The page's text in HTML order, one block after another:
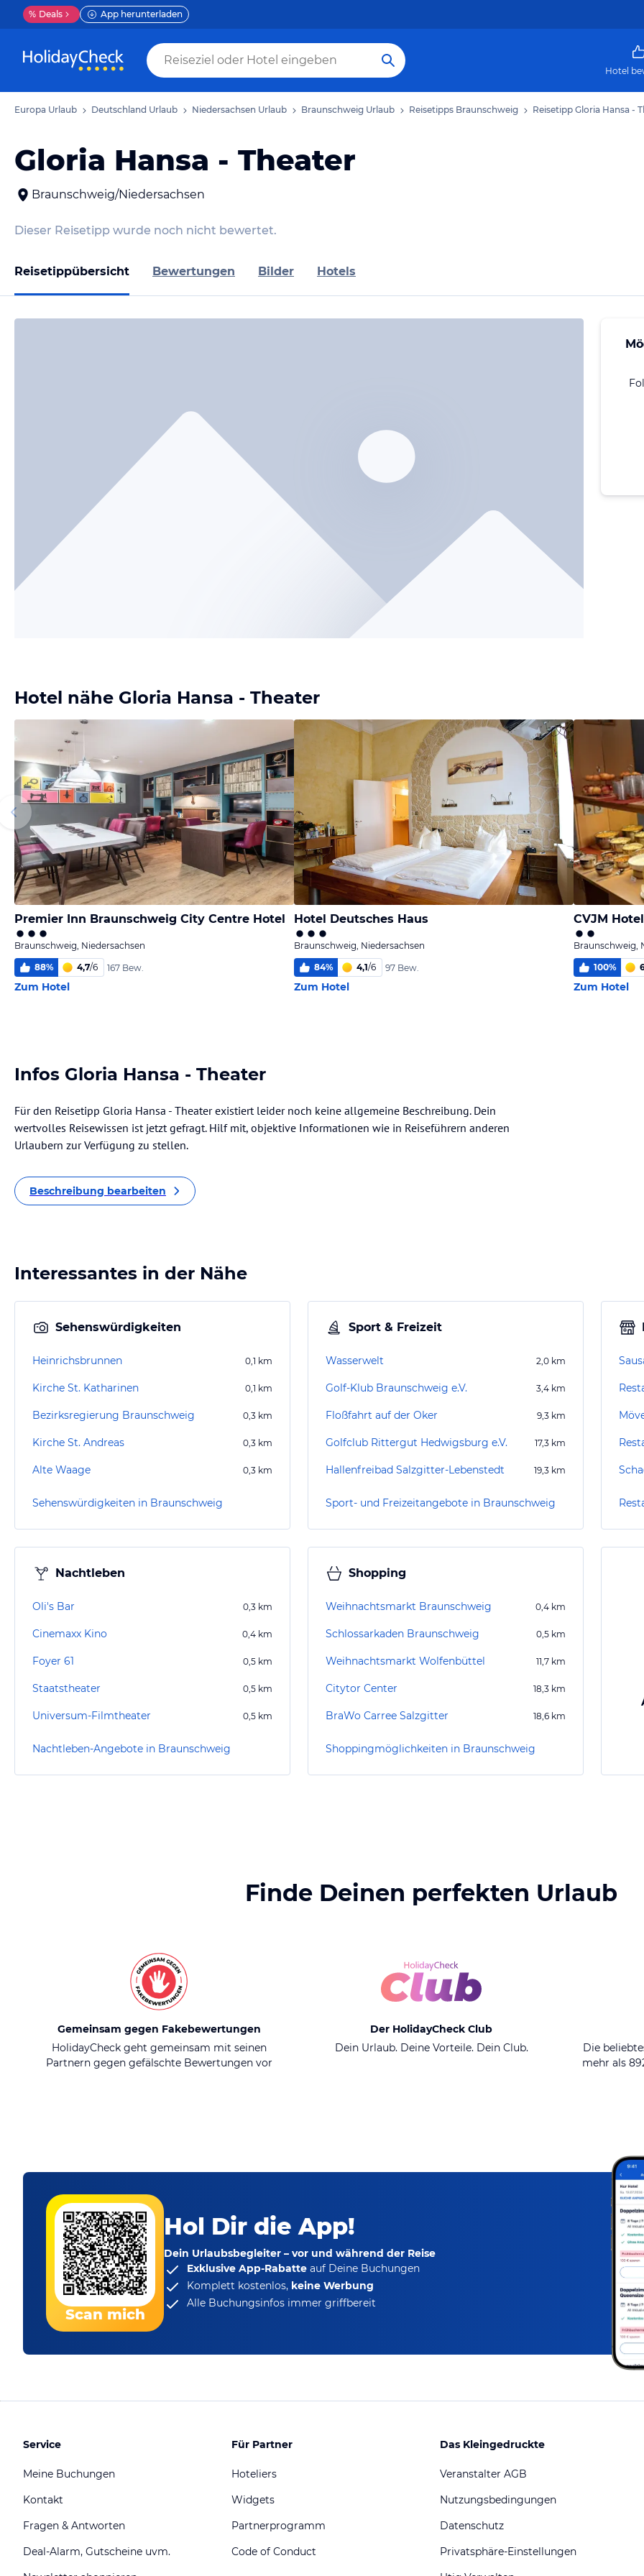
% Deals App herunterladen
Hotel
Europa Urlaub Deutschland Urlaub Niedersachsen Urlaub Braunschweig Urlaub Reisetipps Braunschweig Reisetipp Gloria Hansa -
Gloria Hansa - Theater
Braunschweig/Niedersachsen
Dieser Reisetipp wurde noch nicht bewertet.
Reisetippübersicht Bewertungen Bilder Hotels
Hotel nähe Gloria Hansa - Theater
Premier Inn Braunschweig City Centre Hotel
Braunschweig, Niedersachsen
88% 4,7/6 167 Bew.
Zum Hotel
Hotel Deutsches Haus
Braunschweig, Niedersachsen
84% 4,1/6 97 Bew.
Zum Hotel
CVJM
Braunschweig,
100%
Zum Hotel
Infos Gloria Hansa - Theater
Für den Reisetipp Gloria Hansa - Theater existiert leider noch keine allgemeine Beschreibung. Dein
wertvolles Reisewissen ist jetzt gefragt. Hilf mit, objektive Informationen wie in Reiseführern anderen
Urlaubern zur Verfügung zu stellen.
Beschreibung bearbeiten
Interessantes in der Nähe
Sehenswürdigkeiten
Heinrichsbrunnen 0,1 km
Kirche St. Katharinen 0,1 km
Bezirksregierung Braunschweig 0,3 km
Kirche St. Andreas 0,3 km
Alte Waage 0,3 km
Sehenswürdigkeiten in Braunschweig
Sport & Freizeit
Wasserwelt 2,0 km
Golf-Klub Braunschweig e.V. 3,4 km
Floßfahrt auf der Oker 9,3 km
Golfclub Rittergut Hedwigsburg e.V. 17,3 km
Hallenfreibad Salzgitter-Lebenstedt 19,3 km
Sport- und Freizeitangebote in Braunschweig
Nachtleben
Oli's Bar 0,3 km
Cinemaxx Kino 0,4 km
Foyer 61 0,5 km
Staatstheater 0,5 km
Universum-Filmtheater 0,5 km
Nachtleben-Angebote in Braunschweig
Shopping
Weihnachtsmarkt Braunschweig 0,4 km
Schlossarkaden Braunschweig 0,5 km
Weihnachtsmarkt Wolfenbüttel 11,7 km
Citytor Center 18,3 km
BraWo Carree Salzgitter 18,6 km
Shoppingmöglichkeiten in Braunschweig
Finde Deinen perfekten Urlaub
Gemeinsam gegen Fakebewertungen
HolidayCheck geht gemeinsam mit seinen
Partnern gegen gefälschte Bewertungen vor
Der HolidayCheck Club
Dein Urlaub. Deine Vorteile. Dein Club.
Die
mehr als
Scan mich
Hol Dir die App!
Dein Urlaubsbegleiter – vor und während der Reise
Exklusive App-Rabatte auf Deine Buchungen
Komplett kostenlos, keine Werbung
Alle Buchungsinfos immer griffbereit
Service
Meine Buchungen
Kontakt
Fragen & Antworten
Deal-Alarm, Gutscheine uvm.
Für Partner
Hoteliers
Widgets
Partnerprogramm
Code of Conduct
Das Kleingedruckte
Veranstalter AGB
Nutzungsbedingungen
Datenschutz
Privatsphäre-Einstellungen